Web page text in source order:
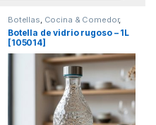
Botellas, Cocina & Comedor,
Recipientes para bebidas y
líquidos
Botella de vidrio rugoso – 1L
[105014]